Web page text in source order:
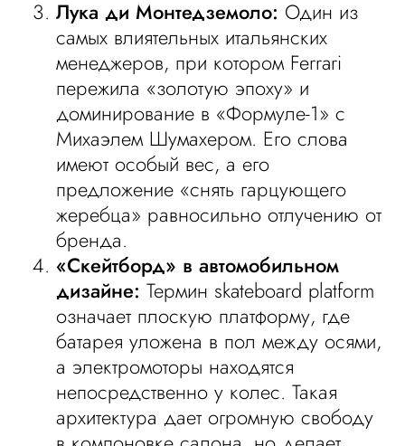
Лука ди Монтедземоло: Один из
самых влиятельных итальянских
менеджеров, при котором Ferrari
пережила «золотую эпоху» и
доминирование в «Формуле-1» с
Михаэлем Шумахером. Его слова
имеют особый вес, а его
предложение «снять гарцующего
жеребца» равносильно отлучению от
бренда.
«Скейтборд» в автомобильном
дизайне:Термин skateboard platform
означает плоскую платформу, где
батарея уложена в пол между осями,
а электромоторы находятся
непосредственно у колес. Такая
архитектура дает огромную свободу